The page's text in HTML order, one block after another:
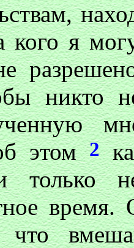
кого я
никто
этом2
только
время.
что